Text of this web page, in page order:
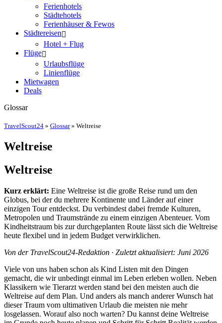
Ferienhotels
Städtehotels
Ferienhäuser & Fewos
Städtereisen
Hotel + Flug
Flüge
Urlaubsflüge
Linienflüge
Mietwagen
Deals
Glossar
TravelScout24 » Glossar» Weltreise
Weltreise
Weltreise
Kurz erklärt: Eine Weltreise ist die große Reise rund um den
Globus, bei der du mehrere Kontinente und Länder auf einer
einzigen Tour entdeckst. Du verbindest dabei fremde Kulturen,
Metropolen und Traumstrände zu einem einzigen Abenteuer. Vom
Kindheitstraum bis zur durchgeplanten Route lässt sich die Weltreise
heute flexibel und in jedem Budget verwirklichen.
Von der TravelScout24-Redaktion · Zuletzt aktualisiert: Juni 2026
Viele von uns haben schon als Kind Listen mit den Dingen
gemacht, die wir unbedingt einmal im Leben erleben wollen. Neben
Klassikern wie Tierarzt werden stand bei den meisten auch die
Weltreise auf dem Plan. Und anders als manch anderer Wunsch hat
dieser Traum vom ultimativen Urlaub die meisten nie mehr
losgelassen. Worauf also noch warten? Du kannst deine Weltreise